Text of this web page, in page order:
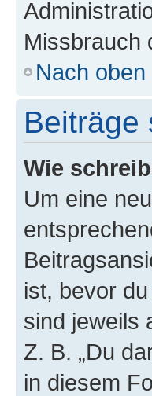
Missbrauch
Nach oben
Beiträge
Wie
Um eine
ist, bevor
sind jeweils
Z. B. „Du
in diesem